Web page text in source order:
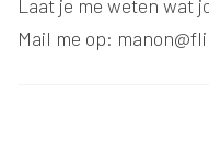
Laat je me weten wat
Mail me op: